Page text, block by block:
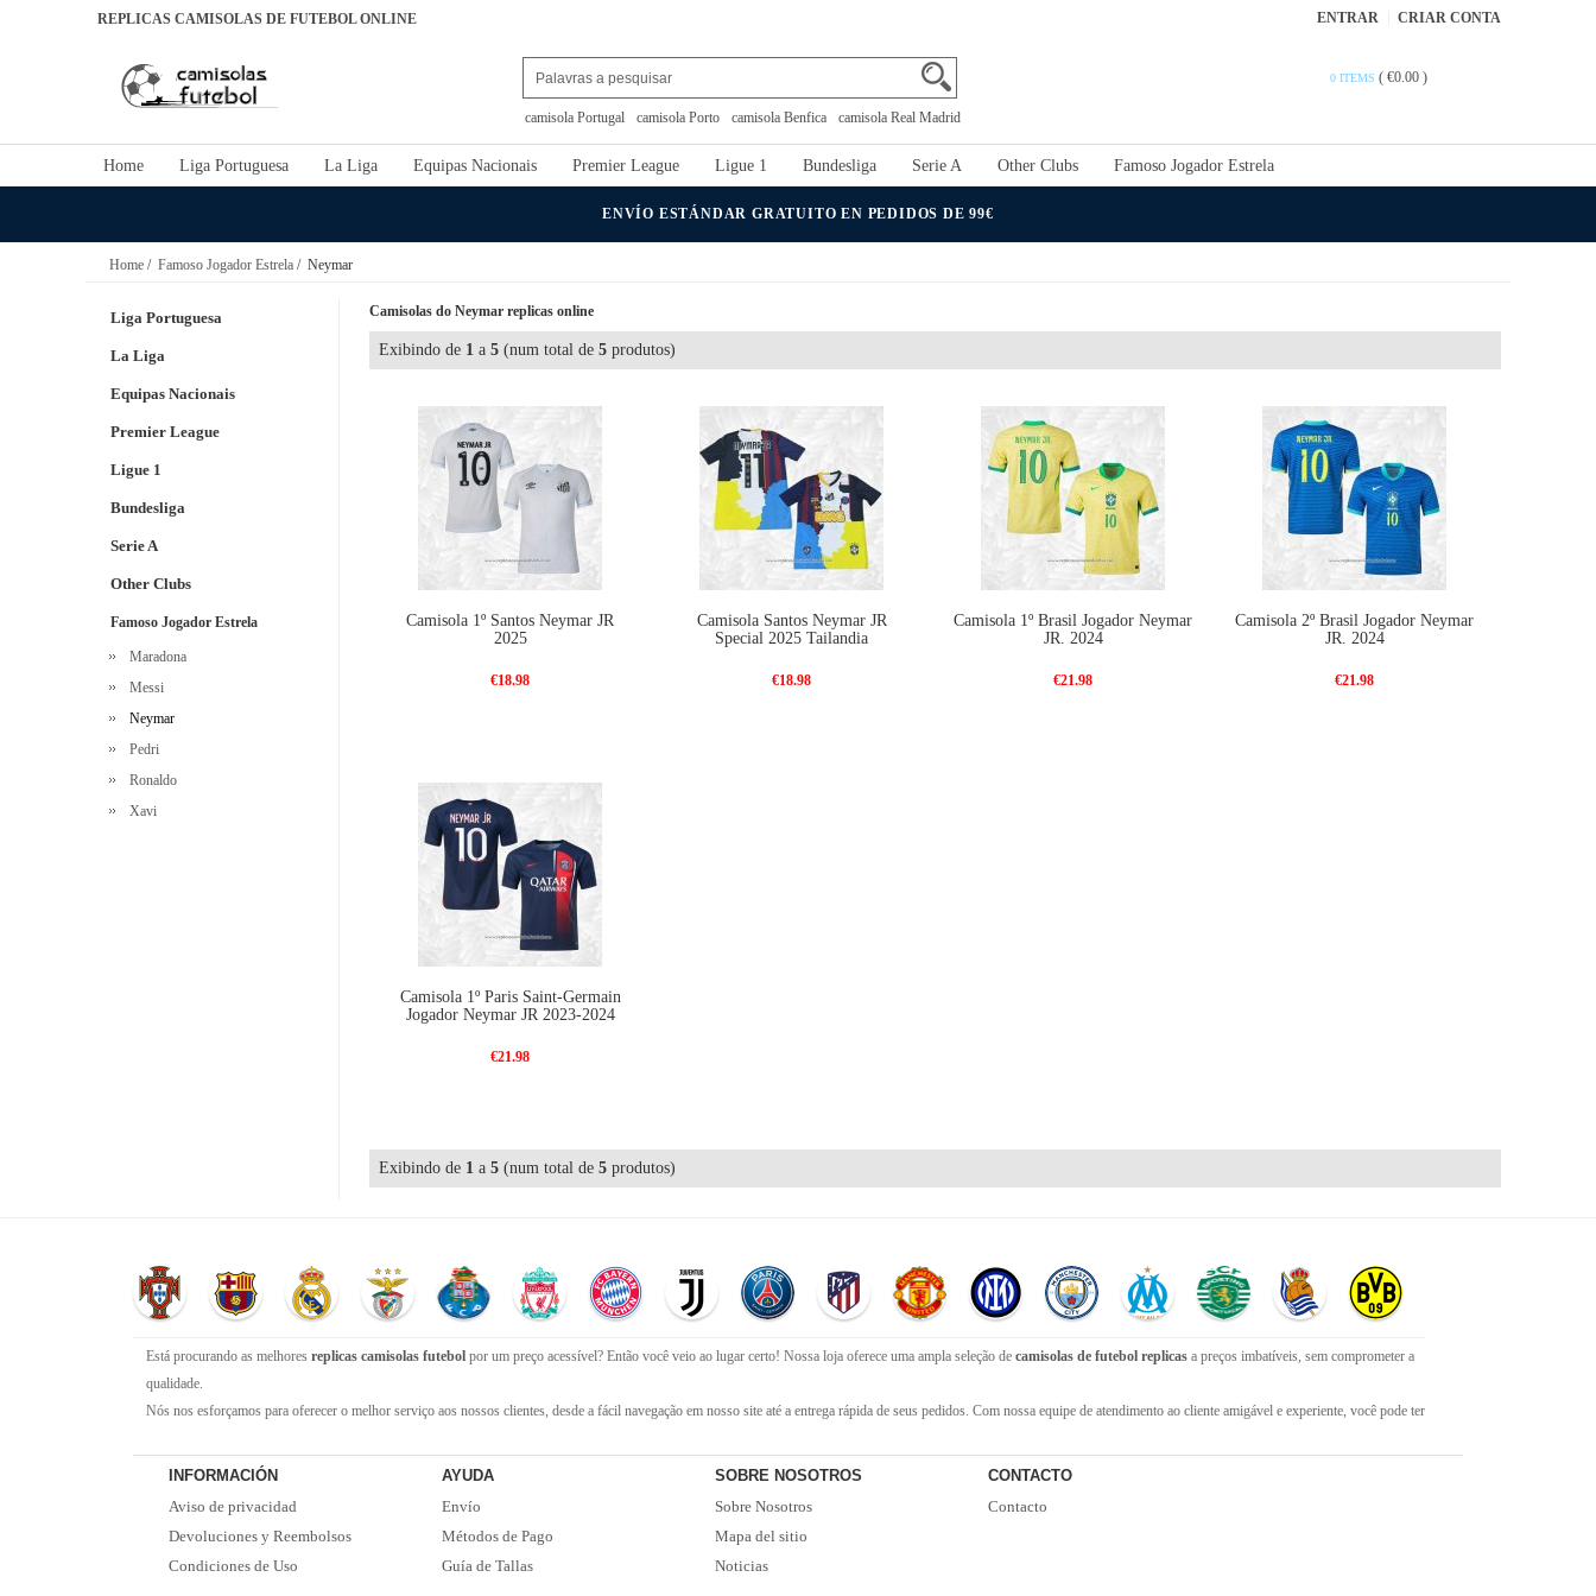
REPLICAS CAMISOLAS DE FUTEBOL ONLINE ENTRAR CRIAR CONTA
camisola Portugal camisola Porto camisola Benfica camisola Real Madrid
0 ITEMS ( €0.00 )
Home Liga Portuguesa La Liga Equipas Nacionais Premier League Ligue 1 Bundesliga Serie A Other Clubs Famoso Jogador Estrela
ENVÍO ESTÁNDAR GRATUITO EN PEDIDOS DE 99€
Home / Famoso Jogador Estrela / Neymar
Liga Portuguesa
La Liga
Equipas Nacionais
Premier League
Ligue 1
Bundesliga
Serie A
Other Clubs
Famoso Jogador Estrela
Maradona
Messi
Neymar
Pedri
Ronaldo
Xavi
Camisolas do Neymar replicas online
Exibindo de 1 a 5 (num total de 5 produtos)
Camisola 1º Santos Neymar JR
2025
€18.98
Camisola Santos Neymar JR
Special 2025 Tailandia
€18.98
Camisola 1º Brasil Jogador Neymar
JR. 2024
€21.98
Camisola 2º Brasil Jogador Neymar
JR. 2024
€21.98
Camisola 1º Paris Saint-Germain
Jogador Neymar JR 2023-2024
€21.98
Exibindo de 1 a 5 (num total de 5 produtos)
Está procurando as melhores replicas camisolas futebol por um preço acessível? Então você veio ao lugar certo! Nossa loja oferece uma ampla seleção de camisolas de futebol replicas a preços imbatíveis, sem comprometer a
qualidade.
Nós nos esforçamos para oferecer o melhor serviço aos nossos clientes, desde a fácil navegação em nosso site até a entrega rápida de seus pedidos. Com nossa equipe de atendimento ao cliente amigável e experiente, você pode ter
Não se esqueça que, se o valor da sua compra for superior a 99 euros, oferecemos o serviço de entrega EMS gratuito. Não perca a oportunidade de adquirir as melhores
INFORMACIÓN
Aviso de privacidad
Devoluciones y Reembolsos
Condiciones de Uso
AYUDA
Envío
Métodos de Pago
Guía de Tallas
SOBRE NOSOTROS
Sobre Nosotros
Mapa del sitio
Noticias
CONTACTO
Contacto